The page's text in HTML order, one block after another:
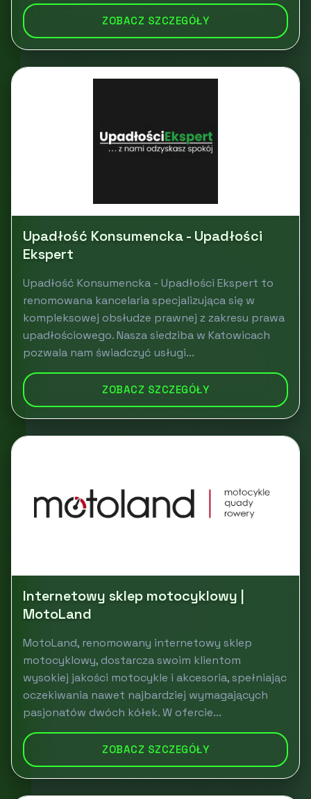
ZOBACZ SZCZEGÓŁY
Upadłość Konsumencka - Upadłości
Ekspert
Upadłość Konsumencka - Upadłości Ekspert to
renomowana kancelaria specjalizująca się w
kompleksowej obsłudze prawnej z zakresu prawa
upadłościowego. Nasza siedziba w Katowicach
pozwala nam świadczyć usługi...
ZOBACZ SZCZEGÓŁY
Internetowy sklep motocyklowy |
MotoLand
MotoLand, renomowany internetowy sklep
motocyklowy, dostarcza swoim klientom
wysokiej jakości motocykle i akcesoria, spełniając
oczekiwania nawet najbardziej wymagających
pasjonatów dwóch kółek. W ofercie...
ZOBACZ SZCZEGÓŁY